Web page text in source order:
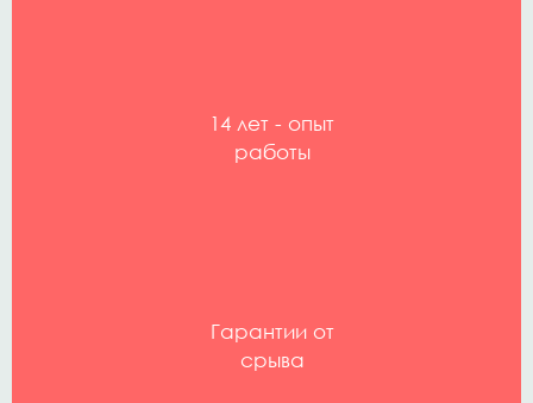
14 лет - опыт
работы
Гарантии от
срыва